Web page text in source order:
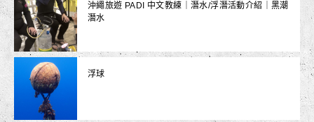
沖繩旅遊 PADI 中文教練｜潛水/浮潛活動介紹｜黑潮
潛水
浮球